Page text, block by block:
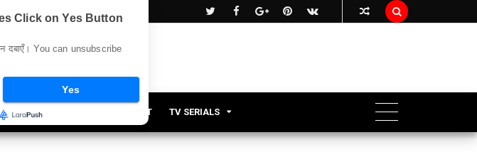

LIFESTYLE OFFBEAT TV SERIALS
Click on Yes Button
दबाएँ। You can unsubscribe
Yes